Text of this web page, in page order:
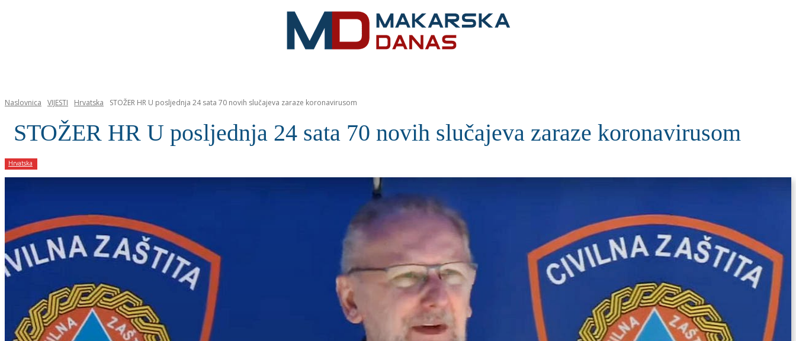
Naslovnica VIJESTI Hrvatska STOŽER HR U posljednja 24 sata 70 novih slučajeva zaraze koronavirusom
STOŽER HR U posljednja 24 sata 70 novih slučajeva zaraze koronavirusom
Hrvatska